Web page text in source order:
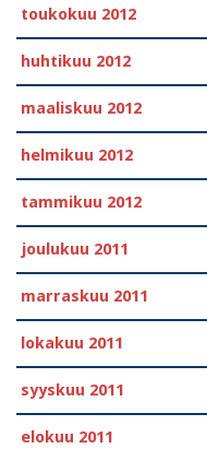
toukokuu 2012
huhtikuu 2012
maaliskuu 2012
helmikuu 2012
tammikuu 2012
joulukuu 2011
marraskuu 2011
lokakuu 2011
syyskuu 2011
elokuu 2011